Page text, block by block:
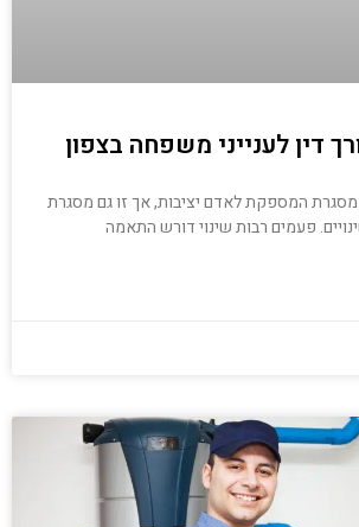
דין לענייני משפחה בצפון
המספקת לאדם יציבות, אך זו גם מסגרת
פעמים רבות שינוי דורש התאמה